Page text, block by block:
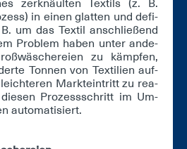
zer­knäul­ten Tex­tils (z. B.
in ei­nen glat­ten und de­fi­
um das Tex­til an­schlie­ßend
Pro­blem ha­ben un­ter an­de­
zu kämp­fen,
Ton­nen von Tex­ti­li­en auf­
Markt­ein­tritt zu rea­
Pro­zess­schritt im Um­
au­to­ma­ti­siert.